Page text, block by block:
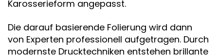
Karosserieform angepasst.
Die darauf basierende Folierung wird dann
von Experten professionell aufgetragen. Durch
modernste Drucktechniken entstehen brillante